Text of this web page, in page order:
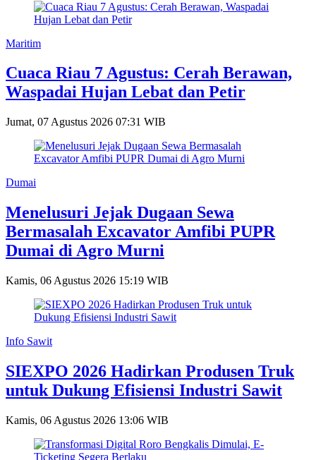
Maritim
Cuaca Riau 7 Agustus: Cerah Berawan,
Waspadai Hujan Lebat dan Petir
Jumat, 07 Agustus 2026 07:31 WIB
Dumai
Menelusuri Jejak Dugaan Sewa
Bermasalah Excavator Amfibi PUPR
Dumai di Agro Murni
Kamis, 06 Agustus 2026 15:19 WIB
Info Sawit
SIEXPO 2026 Hadirkan Produsen Truk
untuk Dukung Efisiensi Industri Sawit
Kamis, 06 Agustus 2026 13:06 WIB